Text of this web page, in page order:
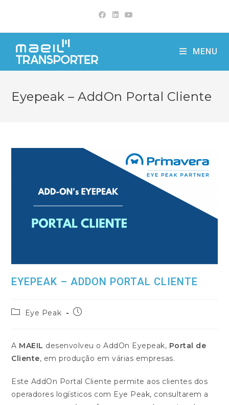
content
MENU
Eyepeak – AddOn Portal Cliente
EYEPEAK – ADDON PORTAL CLIENTE
PostEye Peak
Post
A MAEIL desenvolveu o AddOn Eyepeak, Portal de
Cliente, em produção em várias empresas.
Este AddOn Portal Cliente permite aos clientes dos
operadores logísticos com Eye Peak, consultarem a